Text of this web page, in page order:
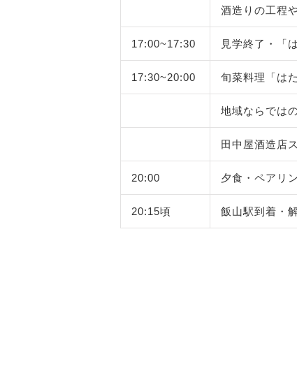
酒造りの工程
17:00~17:30 見学終了・「
17:30~20:00 旬菜料理「は
地域ならでは
田中屋酒造店
20:00 夕食・ペアリ
20:15頃 飯山駅到着・